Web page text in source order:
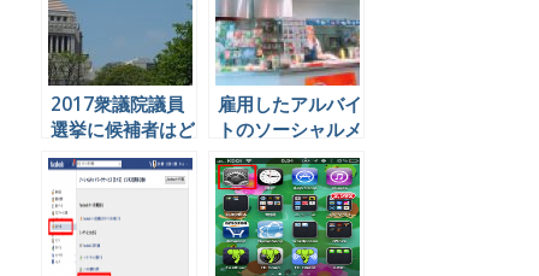
2017衆議院議員
選挙に候補者はど
うソーシャルメデ
ィアを運用すれば
良いのか
雇用したアルバイ
トのソーシャルメ
ディア投稿による
炎上を防ぐことは
できるのか